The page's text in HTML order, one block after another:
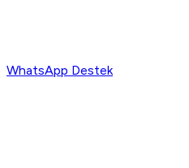
WhatsApp Destek